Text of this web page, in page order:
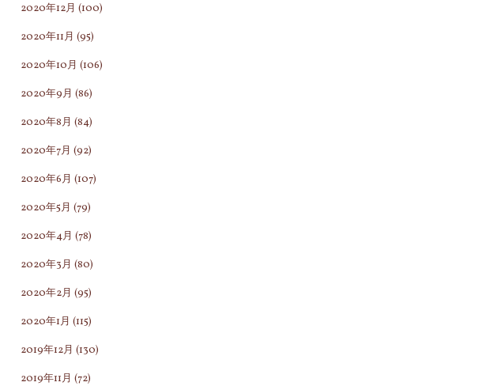
2020年12月 (100)
2020年11月 (95)
2020年10月 (106)
2020年9月 (86)
2020年8月 (84)
2020年7月 (92)
2020年6月 (107)
2020年5月 (79)
2020年4月 (78)
2020年3月 (80)
2020年2月 (95)
2020年1月 (115)
2019年12月 (130)
2019年11月 (72)